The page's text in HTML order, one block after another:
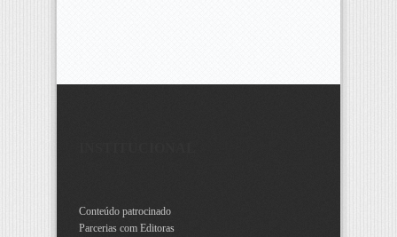
Conteúdo patrocinado
Parcerias com Editoras